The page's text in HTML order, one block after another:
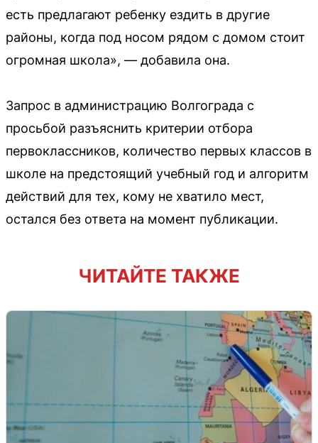
есть предлагают ребенку ездить в другие
районы, когда под носом рядом с домом стоит
огромная школа», — добавила она.
Запрос в администрацию Волгограда с
просьбой разъяснить критерии отбора
первоклассников, количество первых классов в
школе на предстоящий учебный год и алгоритм
действий для тех, кому не хватило мест,
остался без ответа на момент публикации.
ЧИТАЙТЕ ТАКЖЕ